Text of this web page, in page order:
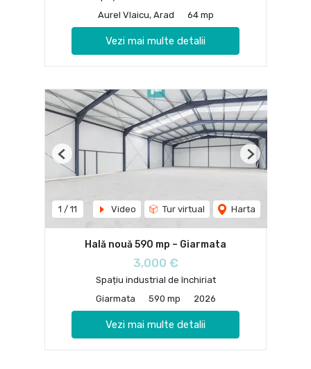
Aurel Vlaicu, Arad
64 mp
Vezi mai multe detalii
1 / 11 Video Tur virtual Harta
Previous Next
Hală nouă 590 mp – Giarmata
3,000 €
Spațiu industrial de închiriat
Giarmata
590 mp 2026
Vezi mai multe detalii